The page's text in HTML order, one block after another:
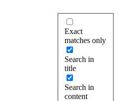
Exact
matches only
Search in
title
Search in
content